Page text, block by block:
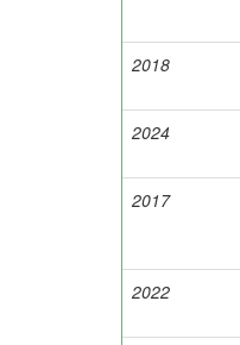
2018
2024
2017
2022